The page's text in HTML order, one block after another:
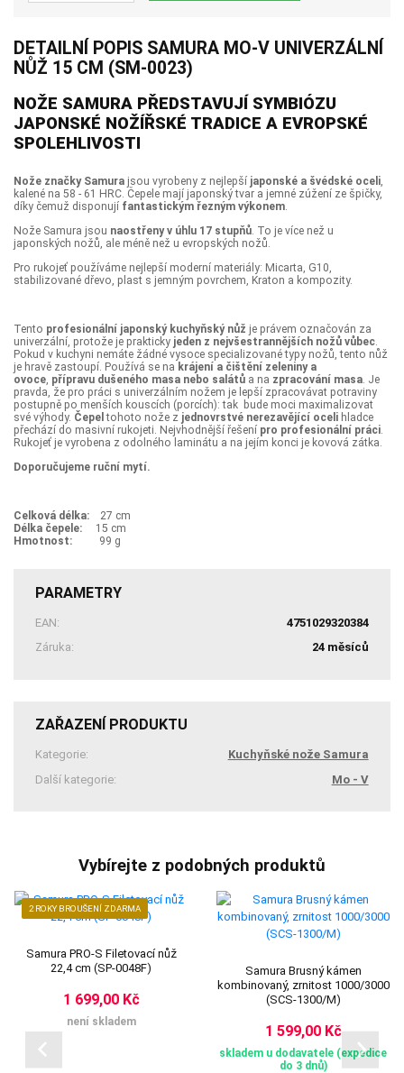
DETAILNÍ POPIS SAMURA MO-V UNIVERZÁLNÍ
NŮŽ 15 CM (SM-0023)
NOŽE SAMURA PŘEDSTAVUJÍ SYMBIÓZU
JAPONSKÉ NOŽÍŘSKÉ TRADICE A EVROPSKÉ
SPOLEHLIVOSTI
Nože značky Samura jsou vyrobeny z nejlepší japonské a švédské oceli,
kalené na 58 - 61 HRC. Čepele mají japonský tvar a jemné zúžení ze špičky,
díky čemuž disponují fantastickým řezným výkonem.
Nože Samura jsou naostřeny v úhlu 17 stupňů. To je více než u
japonských nožů, ale méně než u evropských nožů.
Pro rukojeť používáme nejlepší moderní materiály: Micarta, G10,
stabilizované dřevo, plast s jemným povrchem, Kraton a kompozity.
Tento profesionální japonský kuchyňský nůž je právem označován za
univerzální, protože je prakticky jeden z nejvšestrannějších nožů vůbec.
Pokud v kuchyni nemáte žádné vysoce specializované typy nožů, tento nůž
je hravě zastoupí. Používá se na krájení a čištění zeleniny a
ovoce, přípravu dušeného masa nebo salátů a na zpracování masa. Je
pravda, že pro práci s univerzálním nožem je lepší zpracovávat potraviny
postupně po menších kouscích (porcích): tak bude moci maximalizovat
své výhody. Čepeltohoto nože z jednovrstvé nerezavějící oceli hladce
přechází do masivní rukojeti. Nejvhodnější řešení pro profesionální práci.
Rukojeť je vyrobena z odolného laminátu a na jejím konci je kovová zátka.
Doporučujeme ruční mytí.
Celková délka: 27 cm
Délka čepele: 15 cm
Hmotnost:
99 ​g
PARAMETRY
EAN:
4751029320384
Záruka:
24 měsíců
ZAŘAZENÍ PRODUKTU
Kategorie:
Kuchyňské nože Samura
Další kategorie:
Mo - V
Vybírejte z podobných produktů
2 ROKY BROUŠENÍ ZDARMA
Samura PRO-S Filetovací nůž
22,4 cm (SP-0048F)
1 699,00 Kč
není skladem
Samura Brusný kámen
kombinovaný, zrnitost 1000/3000
(SCS-1300/M)
1 599,00 Kč
skladem u dodavatele (expedice
do 3 dnů)